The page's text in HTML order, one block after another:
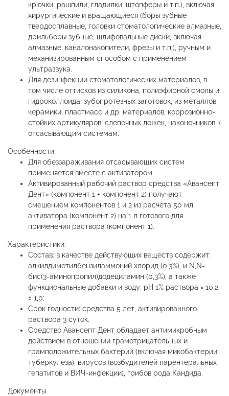
крючки, рашпили, гладилки, штопферы и т.п.), включая
хирургические и вращающиеся (боры зубные
твердосплавные, головки стоматологические алмазные,
дрильборы зубные, шлифовальные диски, включая
алмазные, каналонакопители, фрезы и т.п.), ручным и
механизированным способом с применением
ультразвука.
Для дезинфекции стоматологических материалов, в
том числе оттисков из силикона, полиэфирной смолы и
гидроколлоида, зубопротезных заготовок, из металлов,
керамики, пластмасс и др. материалов, коррозионно-
стойких артикуляров, слепочных ложек, наконечников к
отсасывающим системам.
Особенности:
Для обеззараживания отсасывающих систем
применяется вместе с активатором.
Активированный рабочий раствор средства «Авансепт
Дент» (компонент 1 + компонент 2) получают
смешением компонентов 1 и 2 из расчета 50 мл
активатора (компонент 2) на 1 л готового для
применения раствора (компонент 1).
Характеристики:
Состав: в качестве действующих веществ содержит:
алкилдиметилбензиламмоний хлорид (0,3%), и N,N-
бис(3-аминопропил)додециламин (0,3%), а также
функциональные добавки и воду. рН 1% раствора = 10,2
± 1,0;
Срок годности: средства 5 лет, активированного
раствора 3 суток.
Средство Авансепт Дент обладает антимикробным
действием в отношении грамотрицательных и
грамположительных бактерий (включая микобактерии
туберкулеза), вирусов (возбудителей парентеральных
гепатитов и ВИЧ-инфекции), грибов рода Кандида.
Документы